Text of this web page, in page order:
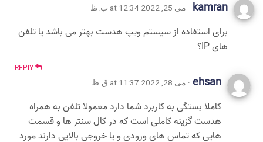
kamran · می 25, 2022 at 12:34 ب.ظ
برای استفاده از سیستم ویپ هدست بهتر می باشد یا تلفن
های IP؟
ehsan · می 28, 2022 at 11:37 ق.ظ
کاملا بستگی به کاربرد شما دارد معمولا تلفن به همراه
هدست گزینه کاملی است که در کال سنتر ها و قسمت
هایی که تماس های ورودی و یا خروجی بالایی دارند مورد